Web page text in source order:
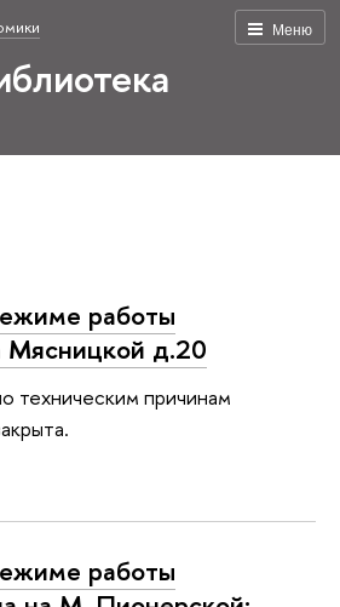
Меню
работы
Мясницкой д.20
техническим причинам
работы